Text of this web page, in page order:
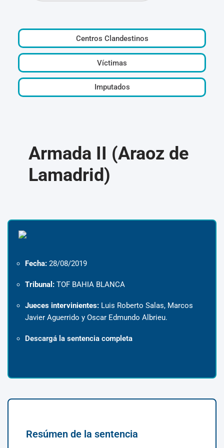
Centros Clandestinos
Víctimas
Imputados
Armada II (Araoz de
Lamadrid)
Fecha: 28/08/2019
Tribunal: TOF BAHIA BLANCA
Jueces intervinientes: Luis Roberto Salas, Marcos
Javier Aguerrido y Oscar Edmundo Albrieu.
Descargá la sentencia completa
Resúmen de la sentencia